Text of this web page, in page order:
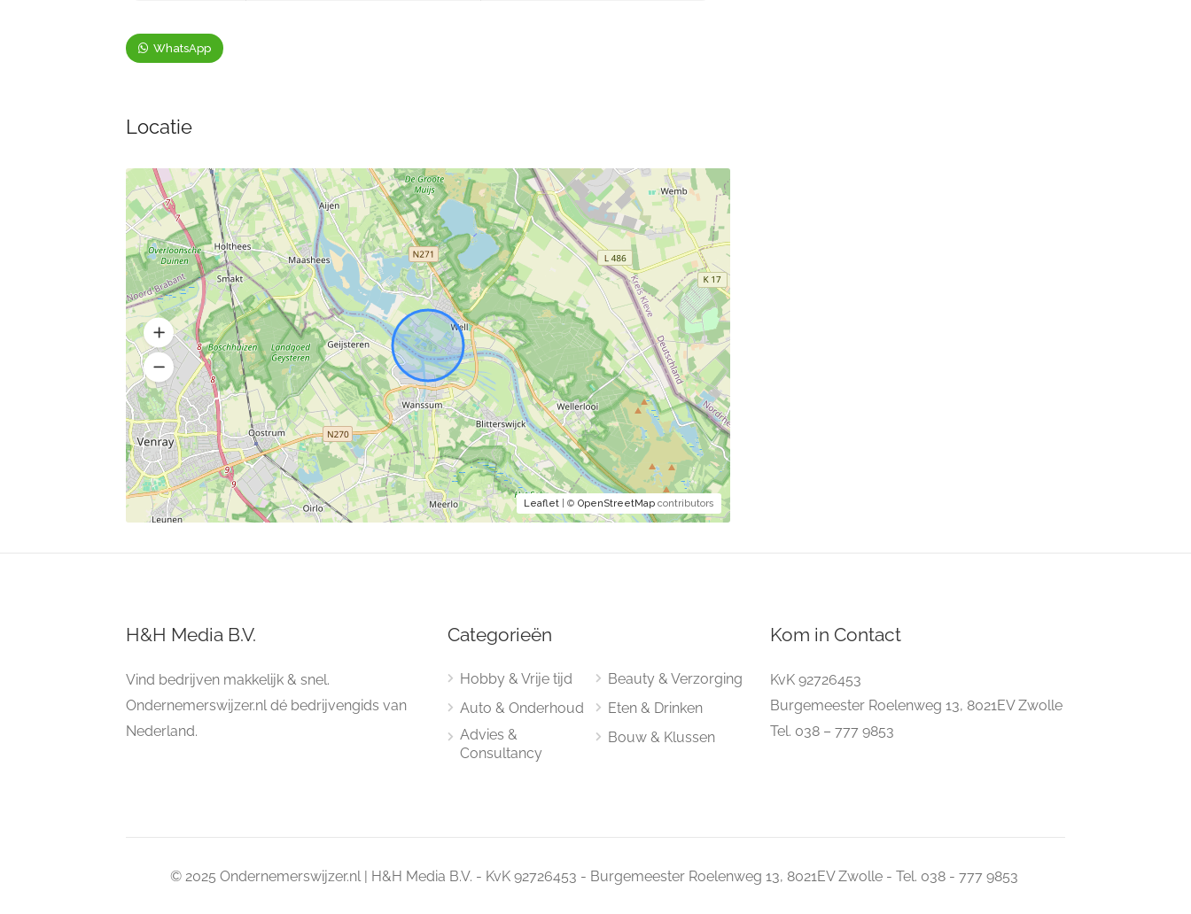
WhatsApp
Locatie
Leaflet| © OpenStreetMapcontributors
H&H Media B.V.
Vind bedrijven makkelijk & snel.
Ondernemerswijzer.nl dé bedrijvengids van
Nederland.
Categorieën
Hobby & Vrije tijd
Auto & Onderhoud
Advies &
Consultancy
Beauty & Verzorging
Eten & Drinken
Bouw & Klussen
Kom in Contact
KvK 92726453
Burgemeester Roelenweg 13, 8021EV Zwolle
Tel. 038 – 777 9853
© 2025 Ondernemerswijzer.nl | H&H Media B.V. - KvK 92726453 - Burgemeester Roelenweg 13, 8021EV Zwolle - Tel. 038 - 777 9853